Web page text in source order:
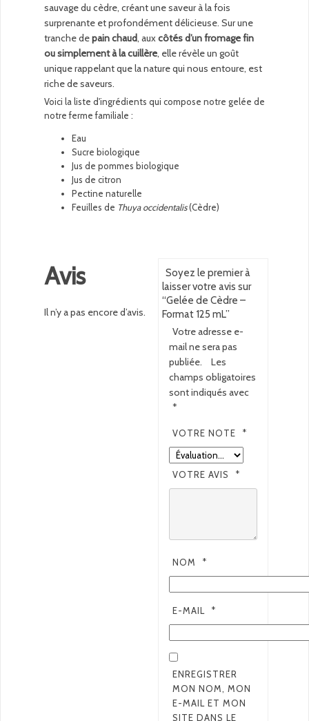
sauvage du cèdre, créant une saveur à la fois
surprenante et profondément délicieuse. Sur une
tranche depain chaud, auxcôtés d’un fromage fin
ou simplement à la cuillère, elle révèle un goût
unique rappelant que la nature qui nous entoure, est
riche de saveurs.
Voici la liste d'ingrédients qui compose notre gelée de
notre ferme familiale :
Eau
Sucre biologique
Jus de pommes biologique
Jus de citron
Pectine naturelle
Feuilles de Thuya occidentalis(Cèdre)
Avis
Il n’y a pas encore d’avis.
Soyez le premier à
laisser votre avis sur
“Gelée de Cèdre –
Format 125 mL”
Votre adresse e-
mail ne sera pas
publiée.
Les
champs obligatoires
sont indiqués avec
*
VOTRE NOTE *
VOTRE AVIS *
NOM *
E-MAIL *
ENREGISTRER
MON NOM, MON
E-MAIL ET MON
SITE DANS LE